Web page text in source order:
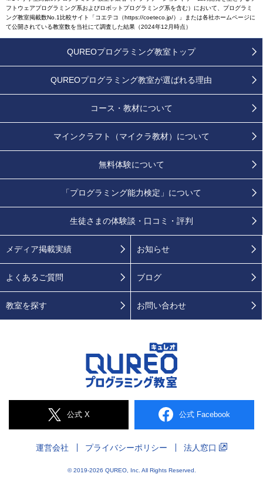
フトウェアプログラミング系およびロボットプログラミング系を含む）において、プログラミ
ング教室掲載数No.1比較サイト「コエテコ（https://coeteco.jp/）」または各社ホームページに
て公開されている教室数を当社にて調査した結果（2024年12月時点）
公式 X 公式 Facebook
QUREOプログラミング教室トップ
QUREOプログラミング教室が選ばれる理由
コース・教材について
マインクラフト（マイクラ教材）について
無料体験について
「プログラミング能力検定」 について
生徒さまの体験談・口コミ・評判
メディア掲載実績 お知らせ
よくあるご質問 ブログ
教室を探す お問い合わせ
運営会社 プライバシーポリシー 法人窓口
© 2019-2026 QUREO, Inc. All Rights Reserved.